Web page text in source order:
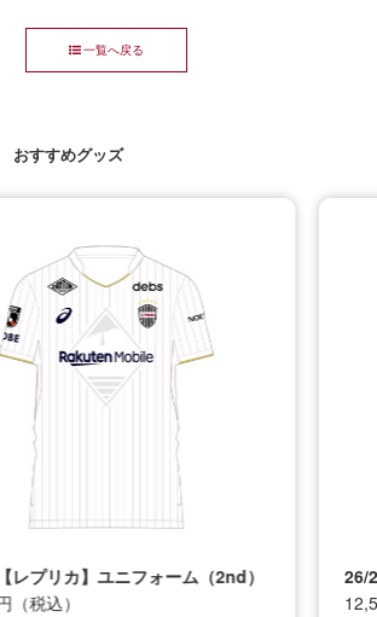
一覧へ戻る
おすすめグッズ
レプリカ】ユニフォーム（2nd）
（税込）
26/